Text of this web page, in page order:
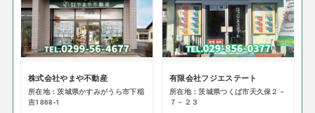
株式会社やまや不動産
所在地：茨城県かすみがうら市下稲
吉1868-1
有限会社フジエステート
所在地：茨城県つくば市天久保２－
７－２３